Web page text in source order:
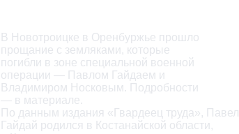
В Новотроицке в Оренбуржье прошло
прощание с земляками, которые
погибли в зоне специальной военной
операции — Павлом Гайдаем и
Владимиром Носковым. Подробности
— в материале.
По данным издания «Гвардеец труда», Павел
Гайдай родился в Костанайской области,